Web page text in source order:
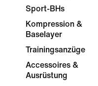
Sport-BHs
Kompression &
Baselayer
Trainingsanzüge
Accessoires &
Ausrüstung